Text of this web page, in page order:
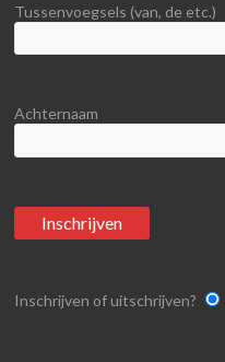
Tussenvoegsels (van, de etc.)
Achternaam
Inschrijven of uitschrijven?